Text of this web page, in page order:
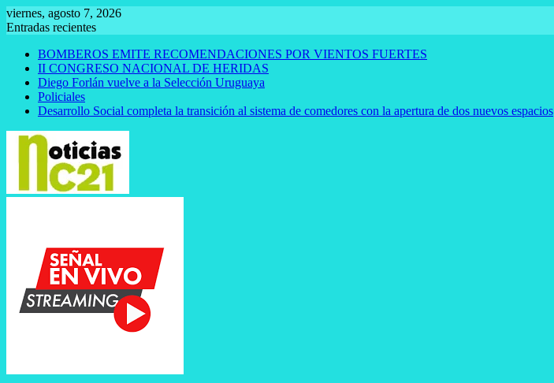
Saltar
al
viernes, agosto 7, 2026
Entradas recientes
BOMBEROS EMITE RECOMENDACIONES POR VIENTOS FUERTES
II CONGRESO NACIONAL DE HERIDAS
Diego Forlán vuelve a la Selección Uruguaya
Policiales
Desarrollo Social completa la transición al sistema de comedores con la apertura de dos nuevos espacios